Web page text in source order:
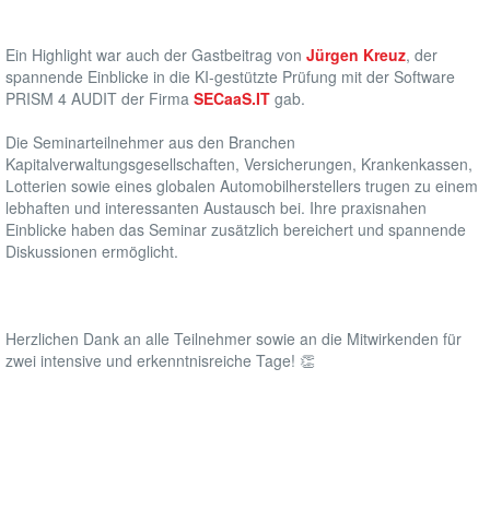
Ein Highlight war auch der Gastbeitrag von Jürgen Kreuz, der
spannende Einblicke in die KI-gestützte Prüfung mit der Software
PRISM 4 AUDIT der Firma SECaaS.IT gab.
Die Seminarteilnehmer aus den Branchen
Kapitalverwaltungsgesellschaften, Versicherungen, Krankenkassen,
Lotterien sowie eines globalen Automobilherstellers trugen zu einem
lebhaften und interessanten Austausch bei. Ihre praxisnahen
Einblicke haben das Seminar zusätzlich bereichert und spannende
Diskussionen ermöglicht.
Herzlichen Dank an alle Teilnehmer sowie an die Mitwirkenden für
zwei intensive und erkenntnisreiche Tage! 👏